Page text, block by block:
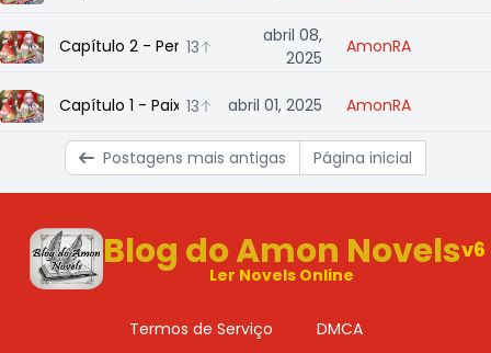
Capítulo 2 - Perdas Crescentes
13
abril 08,
2025
AmonRA
Capítulo 1 - Paixões Dissonantes
13 abril 01, 2025 AmonRA
Postagens mais antigas Página inicial
Blog do Amon Novelsv6
Ler Novels Online
Termos de Serviço DMCA